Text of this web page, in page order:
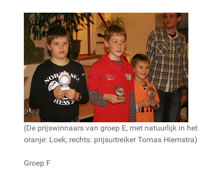
(De prijswinnaars van groep E, met natuurlijk in het
oranje: Loek; rechts: prijsuitreiker Tomas Hiemstra)
Groep F